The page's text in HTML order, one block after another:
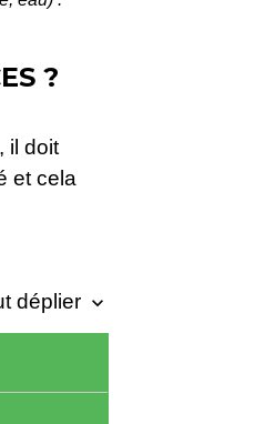
?
il doit
et cela
déplier keyboard_arrow_down